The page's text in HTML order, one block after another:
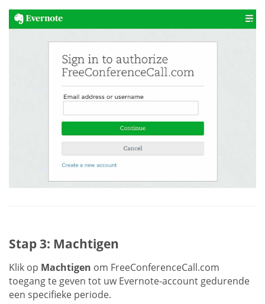
Stap 3: Machtigen
Klik op Machtigen om FreeConferenceCall.com
toegang te geven tot uw Evernote-account gedurende
een specifieke periode.